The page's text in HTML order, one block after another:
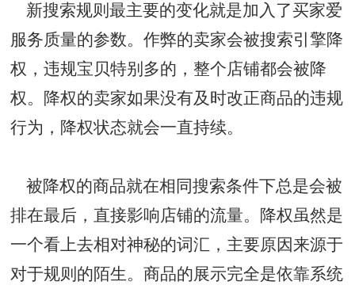
新搜索规则最主要的变化就是加入了买家爱
服务质量的参数。作弊的卖家会被搜索引擎降
权，违规宝贝特别多的，整个店铺都会被降
权。降权的卖家如果没有及时改正商品的违规
行为，降权状态就会一直持续。
被降权的商品就在相同搜索条件下总是会被
排在最后，直接影响店铺的流量。降权虽然是
一个看上去相对神秘的词汇，主要原因来源于
对于规则的陌生。商品的展示完全是依靠系统